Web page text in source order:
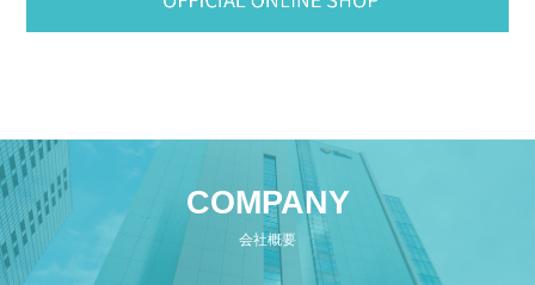
COMPANY
会社概要